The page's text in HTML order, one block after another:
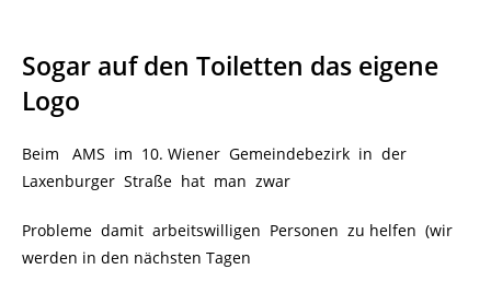
Sogar auf den Toiletten das eigene
Logo
Beim AMS im 10. Wiener Gemeindebezirk in der
Laxenburger Straße hat man zwar
Probleme damit arbeitswilligen Personen zu helfen (wir
werden in den nächsten Tagen